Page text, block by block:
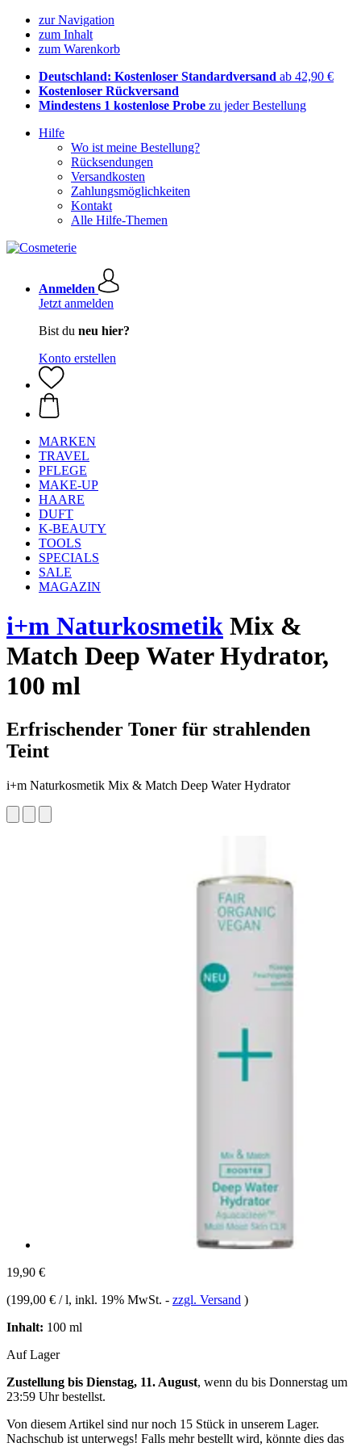
zur Navigation
zum Inhalt
zum Warenkorb
Deutschland: Kostenloser Standardversand ab 42,90 €
Kostenloser Rückversand
Mindestens 1 kostenlose Probe zu jeder Bestellung
Hilfe
Wo ist meine Bestellung?
Rücksendungen
Versandkosten
Zahlungsmöglichkeiten
Kontakt
Alle Hilfe-Themen
Anmelden
Jetzt anmelden
Bist du neu hier?
Konto erstellen
MARKEN
TRAVEL
PFLEGE
MAKE-UP
HAARE
DUFT
K-BEAUTY
TOOLS
SPECIALS
SALE
MAGAZIN
i+m Naturkosmetik Mix &
Match Deep Water Hydrator,
100 ml
Erfrischender Toner für strahlenden
Teint
i+m Naturkosmetik Mix & Match Deep Water Hydrator
19,90 €
(199,00 € / l, inkl. 19% MwSt. - zzgl. Versand )
Inhalt: 100 ml
Auf Lager
Zustellung bis Dienstag, 11. August, wenn du bis Donnerstag um
23:59 Uhrbestellst.
Von diesem Artikel sind nur noch 15 Stück in unserem Lager.
Nachschub ist unterwegs! Falls mehr bestellt wird, könnte dies das